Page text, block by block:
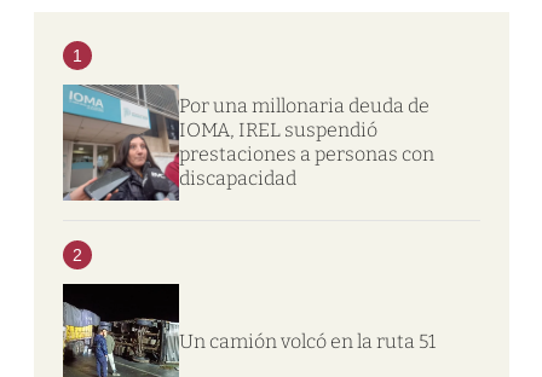
1
Por una millonaria deuda de
IOMA, IREL suspendió
prestaciones a personas con
discapacidad
2
Un camión volcó en la ruta 51